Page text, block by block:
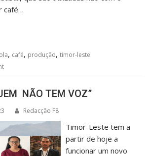
café…
, café, produção,timor-leste
NÃO TEM VOZ”
Redacção F8
Timor-Leste tem a
partir de hoje a
funcionar um novo